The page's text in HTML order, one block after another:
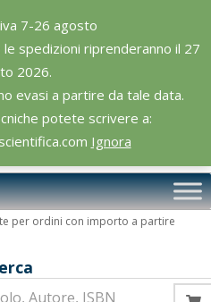
7-26 agosto
le spedizioni riprenderanno il 27
2026.
evasi a partire da tale data.
potete scrivere a:
Ignora
per ordini con importo a partire